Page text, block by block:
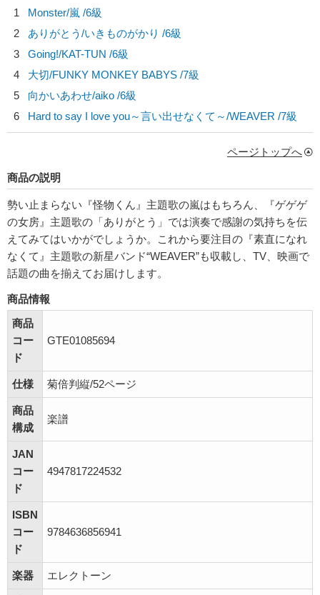
1
Monster/嵐 /6級
2
ありがとう/いきものがかり /6級
3
Going!/KAT-TUN /6級
4
大切/FUNKY MONKEY BABYS /7級
5
向かいあわせ/aiko /6級
6
Hard to say I love you～言い出せなくて～/WEAVER /7級
ページトップへ
商品の説明
勢い止まらない『怪物くん』主題歌の嵐はもちろん、『ゲゲゲ
の女房』主題歌の「ありがとう」では演奏で感謝の気持ちを伝
えてみてはいかがでしょうか。これから要注目の『素直になれ
なくて』主題歌の新星バンド“WEAVER”も収載し、TV、映画で
話題の曲を揃えてお届けします。
商品情報
商品
コー
ド
GTE01085694
仕様 菊倍判縦/52ページ
商品
構成
楽譜
JAN
コー
ド
4947817224532
ISBN
コー
ド
9784636856941
楽器 エレクトーン